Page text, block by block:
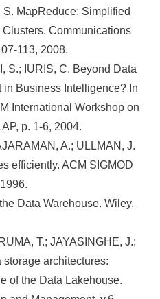
S. MapReduce: Simplified
Communications
113, 2008.
S.; IURIS, C. Beyond Data
in Business Intelligence? In
International Workshop on
p. 1-6, 2004.
A.; ULLMAN, J.
efficiently. ACM SIGMOD
Data Warehouse. Wiley,
T.; JAYASINGHE, J.;
architectures:
of the Data Lakehouse.